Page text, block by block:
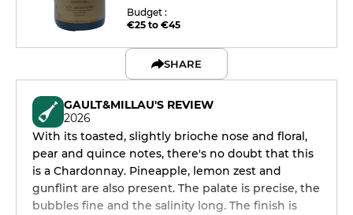
Budget :
€25 to €45
SHARE
GAULT&MILLAU'S REVIEW
2026
With its toasted, slightly brioche nose and floral,
pear and quince notes, there's no doubt that this
is a Chardonnay. Pineapple, lemon zest and
gunflint are also present. The palate is precise, the
bubbles fine and the salinity long. The finish is